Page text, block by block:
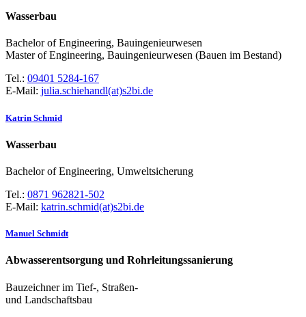
Wasserbau
Bachelor of Engineering, Bauingenieurwesen
Master of Engineering, Bauingenieurwesen (Bauen im Bestand)
Tel.: 09401 5284-167
E-Mail: julia.schiehandl(at)s2bi.de
Katrin Schmid
Wasserbau
Bachelor of Engineering, Umweltsicherung
Tel.: 0871 962821-502
E-Mail: katrin.schmid(at)s2bi.de
Manuel Schmidt
Abwasserentsorgung und Rohrleitungssanierung
Bauzeichner im Tief-, Straßen-
und Landschaftsbau